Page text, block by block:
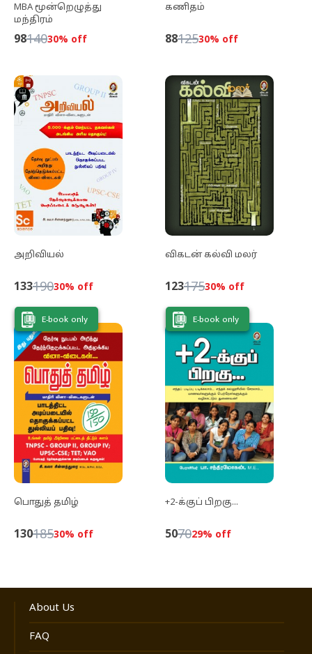
MBA மூன்றெழுத்து
மந்திரம்
9814030% off
கணிதம்
8812530% off
அறிவியல்
13319030% off
விகடன் கல்வி மலர்
12317530% off
E-book only
பொதுத் தமிழ்
13018530% off
E-book only
+2-க்குப் பிறகு...
507029% off
About Us
FAQ